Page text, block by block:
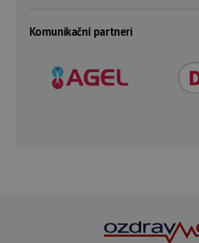
Komunikační partneri